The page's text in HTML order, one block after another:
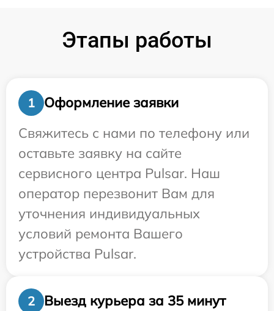
Этапы работы
1
Оформление заявки
Свяжитесь с нами по телефону или
оставьте заявку на сайте
сервисного центра Pulsar. Наш
оператор перезвонит Вам для
уточнения индивидуальных
условий ремонта Вашего
устройства Pulsar.
2 Выезд курьера за 35 минут